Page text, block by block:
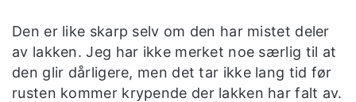
Den er like skarp selv om den har mistet deler
av lakken. Jeg har ikke merket noe særlig til at
den glir dårligere, men det tar ikke lang tid før
rusten kommer krypende der lakken har falt av.